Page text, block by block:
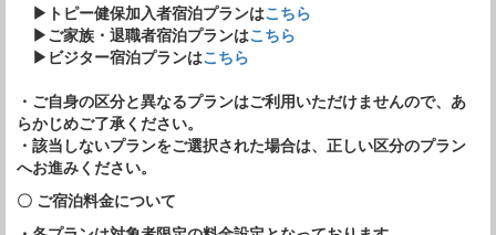
▶トピー健保加入者宿泊プランはこちら
▶ご家族・退職者宿泊プランはこちら
▶ビジター宿泊プランはこちら
・ご自身の区分と異なるプランはご利用いただけませんので、あ
らかじめご了承ください。
・該当しないプランをご選択された場合は、正しい区分のプラン
へお進みください。
〇 ご宿泊料金について